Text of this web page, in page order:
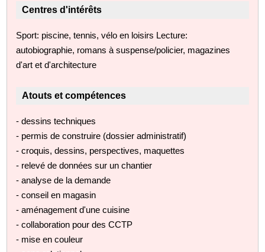
Centres d'intérêts
Sport: piscine, tennis, vélo en loisirs Lecture:
autobiographie, romans à suspense/policier, magazines
d'art et d'architecture
Atouts et compétences
- dessins techniques
- permis de construire (dossier administratif)
- croquis, dessins, perspectives, maquettes
- relevé de données sur un chantier
- analyse de la demande
- conseil en magasin
- aménagement d'une cuisine
- collaboration pour des CCTP
- mise en couleur